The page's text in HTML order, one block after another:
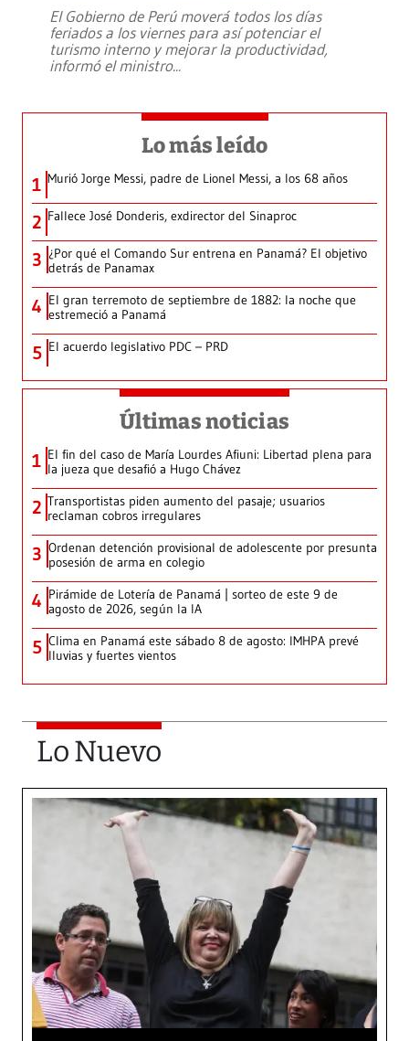
El Gobierno de Perú moverá todos los días
feriados a los viernes para así potenciar el
turismo interno y mejorar la productividad,
informó el ministro...
Lo más leído
1 Murió Jorge Messi, padre de Lionel Messi, a los 68 años
2 Fallece José Donderis, exdirector del Sinaproc
3 ¿Por qué el Comando Sur entrena en Panamá? El objetivo
detrás de Panamax
4 El gran terremoto de septiembre de 1882: la noche que
estremeció a Panamá
5 El acuerdo legislativo PDC – PRD
Últimas noticias
1 El fin del caso de María Lourdes Afiuni: Libertad plena para
la jueza que desafió a Hugo Chávez
2 Transportistas piden aumento del pasaje; usuarios
reclaman cobros irregulares
3 Ordenan detención provisional de adolescente por presunta
posesión de arma en colegio
4 Pirámide de Lotería de Panamá | sorteo de este 9 de
agosto de 2026, según la IA
5 Clima en Panamá este sábado 8 de agosto: IMHPA prevé
lluvias y fuertes vientos
Lo Nuevo